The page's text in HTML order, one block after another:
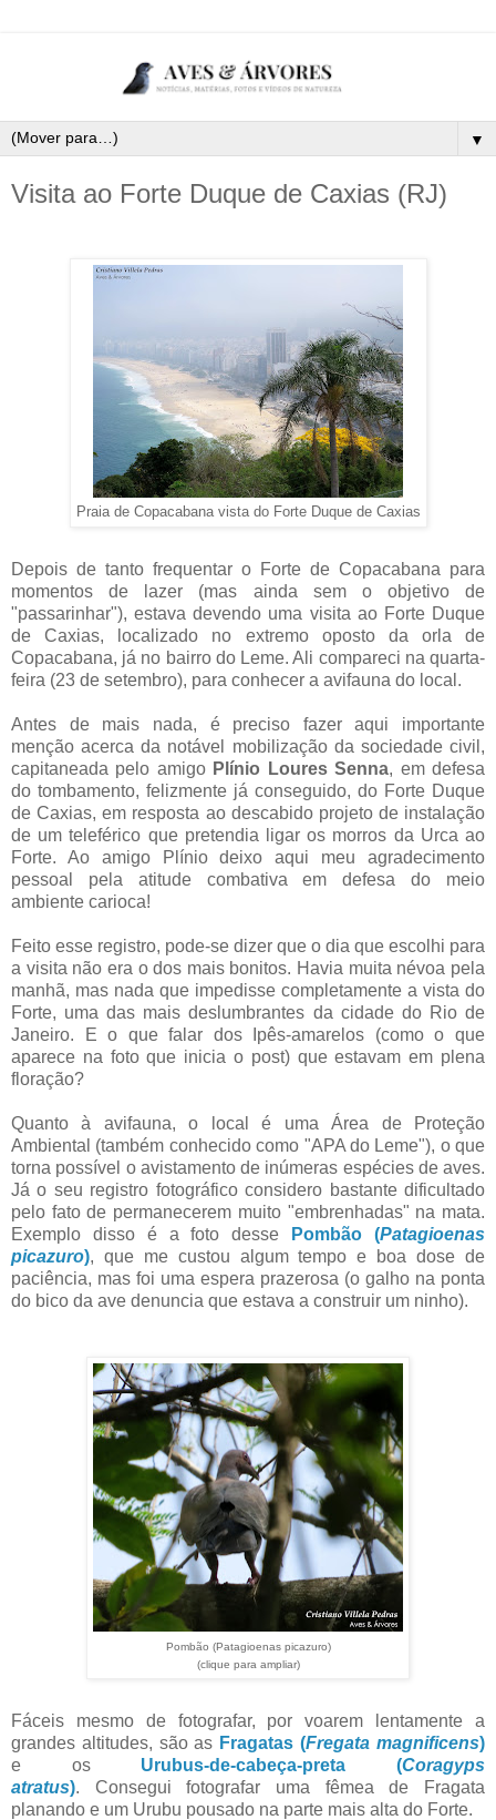
▼
Visita ao Forte Duque de Caxias (RJ)
Praia de Copacabana vista do Forte Duque de Caxias
Depois de tanto frequentar o Forte de Copacabana para
momentos de lazer (mas ainda sem o objetivo de
"passarinhar"), estava devendo uma visita ao Forte Duque
de Caxias, localizado no extremo oposto da orla de
Copacabana, já no bairro do Leme. Ali compareci na quarta-
feira (23 de setembro), para conhecer a avifauna do local.
Antes de mais nada, é preciso fazer aqui importante
menção acerca da notável mobilização da sociedade civil,
capitaneada pelo amigo Plínio Loures Senna, em defesa
do tombamento, felizmente já conseguido, do Forte Duque
de Caxias, em resposta ao descabido projeto de instalação
de um teleférico que pretendia ligar os morros da Urca ao
Forte. Ao amigo Plínio deixo aqui meu agradecimento
pessoal pela atitude combativa em defesa do meio
ambiente carioca!
Feito esse registro, pode-se dizer que o dia que escolhi para
a visita não era o dos mais bonitos. Havia muita névoa pela
manhã, mas nada que impedisse completamente a vista do
Forte, uma das mais deslumbrantes da cidade do Rio de
Janeiro. E o que falar dos Ipês-amarelos (como o que
aparece na foto que inicia o post) que estavam em plena
floração?
Quanto à avifauna, o local é uma Área de Proteção
Ambiental (também conhecido como "APA do Leme"), o que
torna possível o avistamento de inúmeras espécies de aves.
Já o seu registro fotográfico considero bastante dificultado
pelo fato de permanecerem muito "embrenhadas" na mata.
Exemplo disso é a foto desse
Pombão (Patagioenas
picazuro), que me custou algum tempo e boa dose de
paciência, mas foi uma espera prazerosa (o galho na ponta
do bico da ave denuncia que estava a construir um ninho).
Pombão (Patagioenas picazuro)
(clique para ampliar)
Fáceis mesmo de fotografar, por voarem lentamente a
grandes altitudes, são as Fragatas (Fregata magnificens)
e os Urubus-de-cabeça-preta (Coragyps
atratus). Consegui fotografar uma fêmea de Fragata
planando e um Urubu pousado na parte mais alta do Forte.